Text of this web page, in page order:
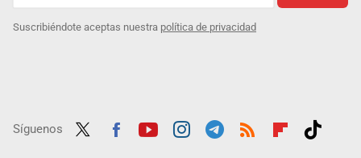
Suscribiéndote aceptas nuestra política de privacidad
Síguenos